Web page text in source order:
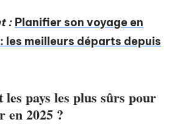
: Planifier son voyage en
les meilleurs départs depuis
les pays les plus sûrs pour
en 2025 ?